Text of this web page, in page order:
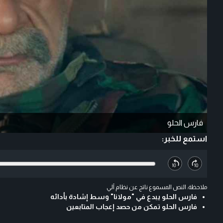
فارس الحلو
استمع للخبر:
ملاحظة: النص المسموع ناتج عن نظام آلي
فارس الحلو يبدع في "مولانا" وسط إشادة بأدائه
فارس الحلو تمكن من حصد إعجاب المتابعين